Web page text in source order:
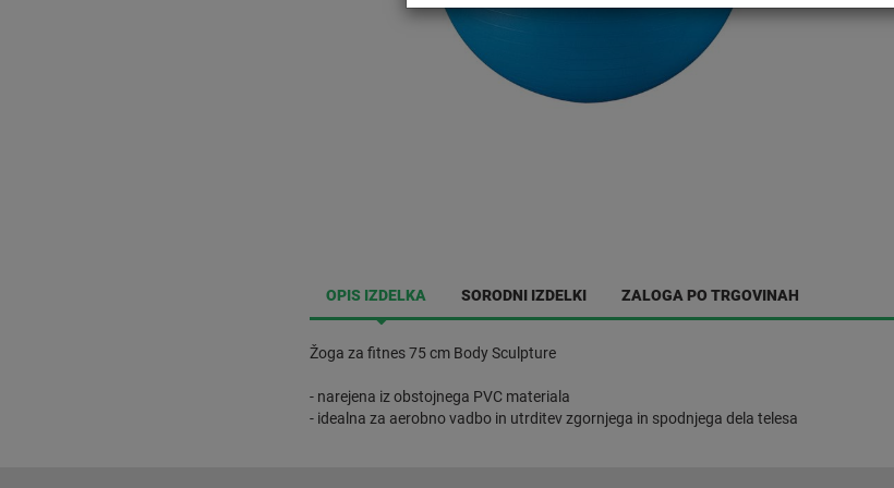
OPIS IZDELKA SORODNI IZDELKI ZALOGA PO TRGOVINAH
Žoga za fitnes 75 cm Body Sculpture
- narejena iz obstojnega PVC materiala
- idealna za aerobno vadbo in utrditev zgornjega in spodnjega dela telesa